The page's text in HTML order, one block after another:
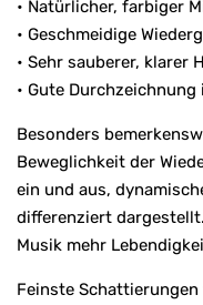
• Natürlicher, farbiger
• Geschmeidige
• Sehr sauberer, klarer
• Gute Durchzeichnung
Besonders
Beweglichkeit der
ein und aus,
differenziert
Musik mehr
Feinste